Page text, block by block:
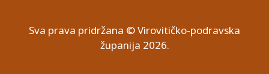
Sva prava pridržana © Virovitičko-podravska
županija 2026.